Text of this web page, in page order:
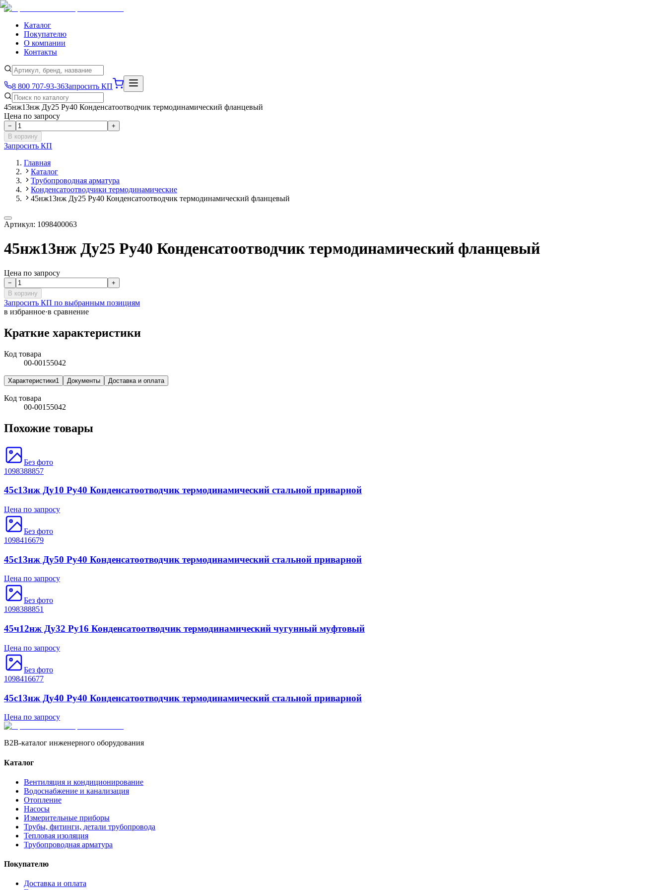
Каталог
Покупателю
О компании
Контакты
8 800 707-93-36Запросить КП
45нж13нж Ду25 Ру40 Конденсатоотводчик термодинамический фланцевый
Цена по запросу
−
+
В корзину
Запросить КП
Главная
Каталог
Трубопроводная арматура
Конденсатоотводчики термодинамические
45нж13нж Ду25 Ру40 Конденсатоотводчик термодинамический фланцевый
Артикул: 1098400063
45нж13нж Ду25 Ру40 Конденсатоотводчик термодинамический фланцевый
Цена по запросу
−
+
В корзину
Запросить КП по выбранным позициям
в избранное·в сравнение
Краткие характеристики
Код товара
00-00155042
Характеристики1 Документы Доставка и оплата
Код товара
00-00155042
Похожие товары
Без фото
1098388857
45с13нж Ду10 Ру40 Конденсатоотводчик термодинамический стальной приварной
Цена по запросу
Без фото
1098416679
45с13нж Ду50 Ру40 Конденсатоотводчик термодинамический стальной приварной
Цена по запросу
Без фото
1098388851
45ч12нж Ду32 Ру16 Конденсатоотводчик термодинамический чугунный муфтовый
Цена по запросу
Без фото
1098416677
45с13нж Ду40 Ру40 Конденсатоотводчик термодинамический стальной приварной
Цена по запросу
B2B-каталог инженерного оборудования
Каталог
Вентиляция и кондиционирование
Водоснабжение и канализация
Отопление
Насосы
Измерительные приборы
Трубы, фитинги, детали трубопровода
Тепловая изоляция
Трубопроводная арматура
Покупателю
Доставка и оплата